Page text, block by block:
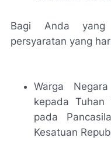
Bagi Anda yang
persyaratan yang
Warga
kepada
pada
Kesatuan